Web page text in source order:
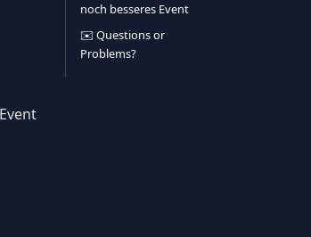
noch besseres Event
✉️ Questions or
Problems?